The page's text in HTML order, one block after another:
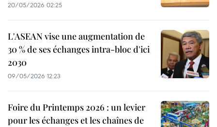
20/05/2026 02:25
L'ASEAN vise une augmentation de
30 % de ses échanges intra-bloc d'ici
2030
09/05/2026 12:23
Foire du Printemps 2026 : un levier
pour les échanges et les chaînes de